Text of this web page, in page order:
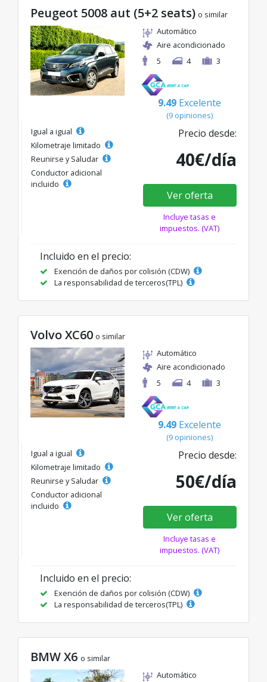
Peugeot 5008 aut (5+2 seats) o similar
Automático
Aire acondicionado
5
4 3
9.49 Excelente
(9 opiniones)
Igual a igual
Kilometraje limitado
Reunirse y Saludar
Conductor adicional
incluido
Precio desde:
40€/día
Ver oferta
Incluye tasas e
impuestos. (VAT)
Incluido en el precio:
Exención de daños por colisión (CDW)
La responsabilidad de terceros(TPL)
Volvo XC60 o similar
Automático
Aire acondicionado
5
4 3
9.49 Excelente
(9 opiniones)
Igual a igual
Kilometraje limitado
Reunirse y Saludar
Conductor adicional
incluido
Precio desde:
50€/día
Ver oferta
Incluye tasas e
impuestos. (VAT)
Incluido en el precio:
Exención de daños por colisión (CDW)
La responsabilidad de terceros(TPL)
BMW X6 o similar
Automático